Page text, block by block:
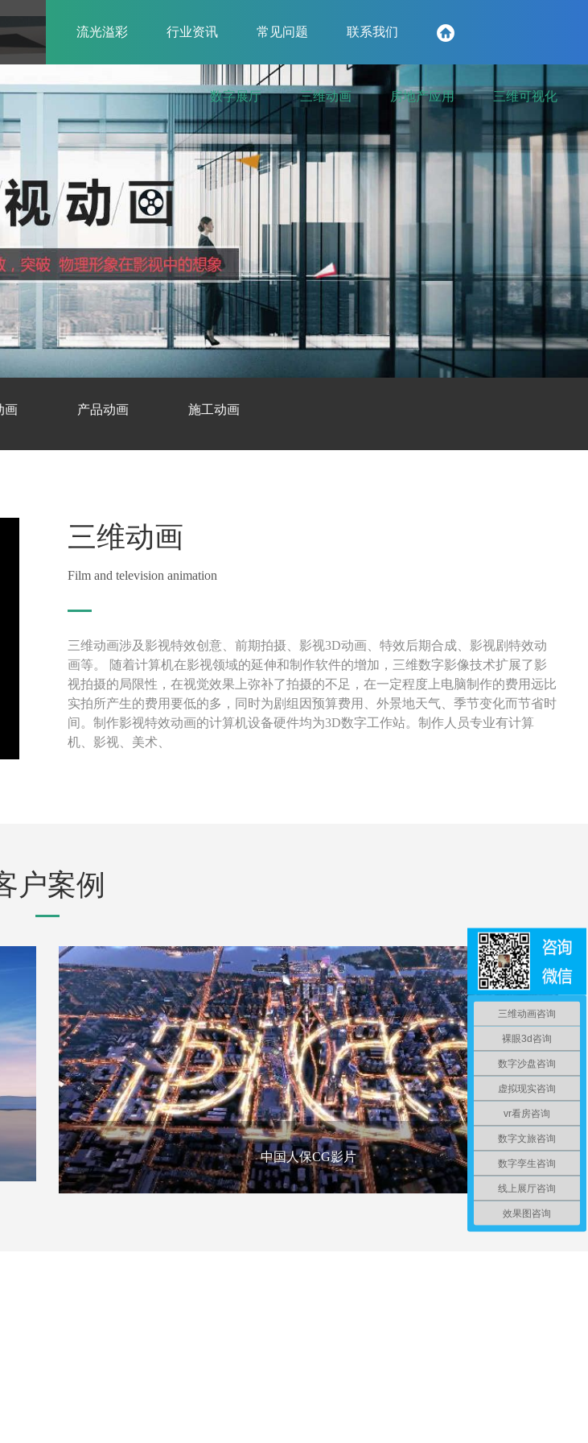
流光溢彩 行业资讯 常见问题 联系我们
数字展厅 三维动画 房地产应用 三维可视化
画 产品动画 施工动画
三维动画
Film and television animation
三维动画涉及影视特效创意、前期拍摄、影视3D动画、特效后期合成、影视剧特效动
画等。 随着计算机在影视领域的延伸和制作软件的增加，三维数字影像技术扩展了影
视拍摄的局限性，在视觉效果上弥补了拍摄的不足，在一定程度上电脑制作的费用远比
实拍所产生的费用要低的多，同时为剧组因预算费用、外景地天气、季节变化而节省时
间。制作影视特效动画的计算机设备硬件均为3D数字工作站。制作人员专业有计算
机、影视、美术、
户案例
中国人保CG影片
三维动画咨询
裸眼3d咨询
数字沙盘咨询
虚拟现实咨询
vr看房咨询
数字文旅咨询
数字孪生咨询
线上展厅咨询
效果图咨询